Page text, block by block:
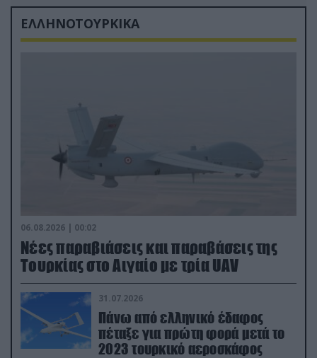
ΕΛΛΗΝΟΤΟΥΡΚΙΚΑ
06.08.2026 | 00:02
Νέες παραβιάσεις και παραβάσεις της
Τουρκίας στο Αιγαίο με τρία UAV
31.07.2026
Πάνω από ελληνικό έδαφος
πέταξε για πρώτη φορά μετά το
2023 τουρκικό αεροσκάφος